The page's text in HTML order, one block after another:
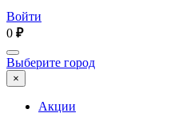
Войти
0 ₽
Выберите город
×
Акции